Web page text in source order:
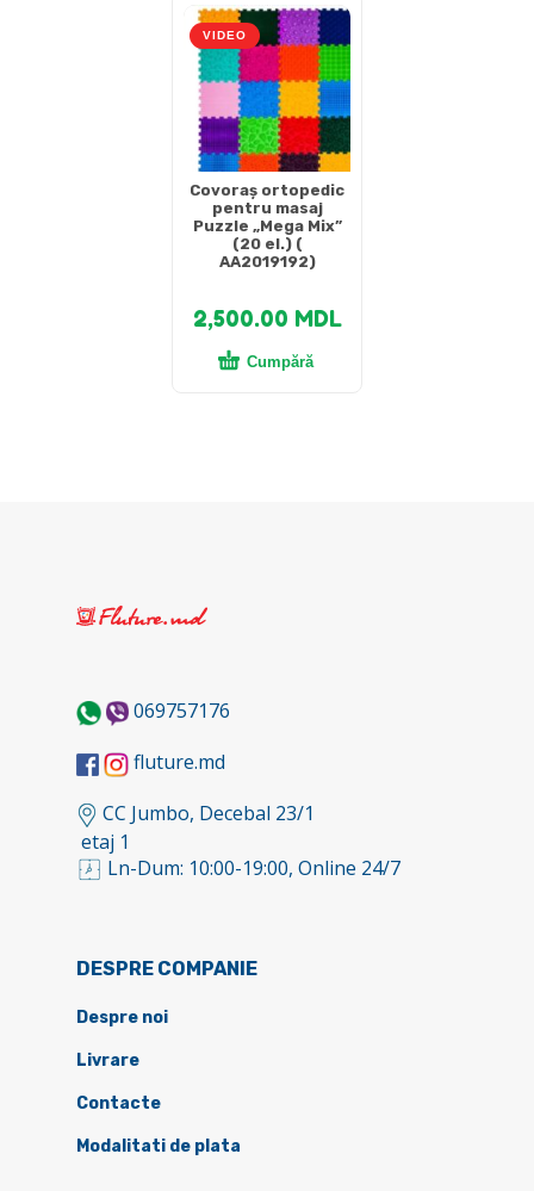
VIDEO
Covoraș ortopedic
pentru masaj
Puzzle „Mega Mix”
(20 el.) (
AA2019192)
2,500.00 MDL
Cumpără
069757176
fluture.md
CC Jumbo, Decebal 23/1
etaj 1
Ln-Dum: 10:00-19:00, Online 24/7
DESPRE COMPANIE
Despre noi
Livrare
Contacte
Modalitati de plata